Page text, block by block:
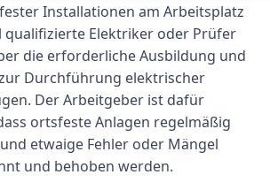
Installationen am Arbeitsplatz
qualifizierte Elektriker oder Prüfer
die erforderliche Ausbildung und
Durchführung elektrischer
Der Arbeitgeber ist dafür
ortsfeste Anlagen regelmäßig
etwaige Fehler oder Mängel
und behoben werden.